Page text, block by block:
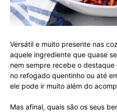
Versátil e muito presente nas
aquele ingrediente que quase
nem sempre recebe o
no refogado quentinho ou até
ele pode ir muito além do
Mas afinal, quais são os seus